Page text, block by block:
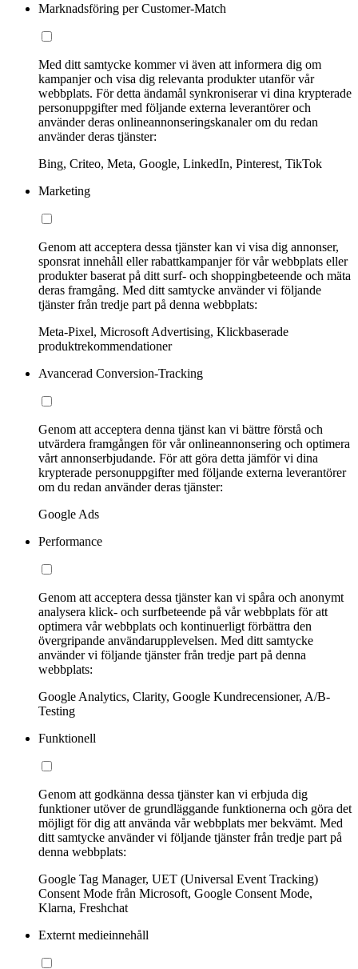
Marknadsföring per Customer-Match
Med ditt samtycke kommer vi även att informera dig om
kampanjer och visa dig relevanta produkter utanför vår
webbplats. För detta ändamål synkroniserar vi dina krypterade
personuppgifter med följande externa leverantörer och
använder deras onlineannonseringskanaler om du redan
använder deras tjänster:
Bing, Criteo, Meta, Google, LinkedIn, Pinterest, TikTok
Marketing
Genom att acceptera dessa tjänster kan vi visa dig annonser,
sponsrat innehåll eller rabattkampanjer för vår webbplats eller
produkter baserat på ditt surf- och shoppingbeteende och mäta
deras framgång. Med ditt samtycke använder vi följande
tjänster från tredje part på denna webbplats:
Meta-Pixel, Microsoft Advertising, Klickbaserade
produktrekommendationer
Avancerad Conversion-Tracking
Genom att acceptera denna tjänst kan vi bättre förstå och
utvärdera framgången för vår onlineannonsering och optimera
vårt annonserbjudande. För att göra detta jämför vi dina
krypterade personuppgifter med följande externa leverantörer
om du redan använder deras tjänster:
Google Ads
Performance
Genom att acceptera dessa tjänster kan vi spåra och anonymt
analysera klick- och surfbeteende på vår webbplats för att
optimera vår webbplats och kontinuerligt förbättra den
övergripande användarupplevelsen. Med ditt samtycke
använder vi följande tjänster från tredje part på denna
webbplats:
Google Analytics, Clarity, Google Kundrecensioner, A/B-
Testing
Funktionell
Genom att godkänna dessa tjänster kan vi erbjuda dig
funktioner utöver de grundläggande funktionerna och göra det
möjligt för dig att använda vår webbplats mer bekvämt. Med
ditt samtycke använder vi följande tjänster från tredje part på
denna webbplats:
Google Tag Manager, UET (Universal Event Tracking)
Consent Mode från Microsoft, Google Consent Mode,
Klarna, Freshchat
Externt medieinnehåll